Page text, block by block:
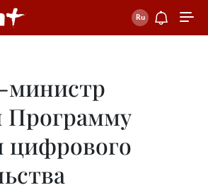
министр
Программу
цифрового